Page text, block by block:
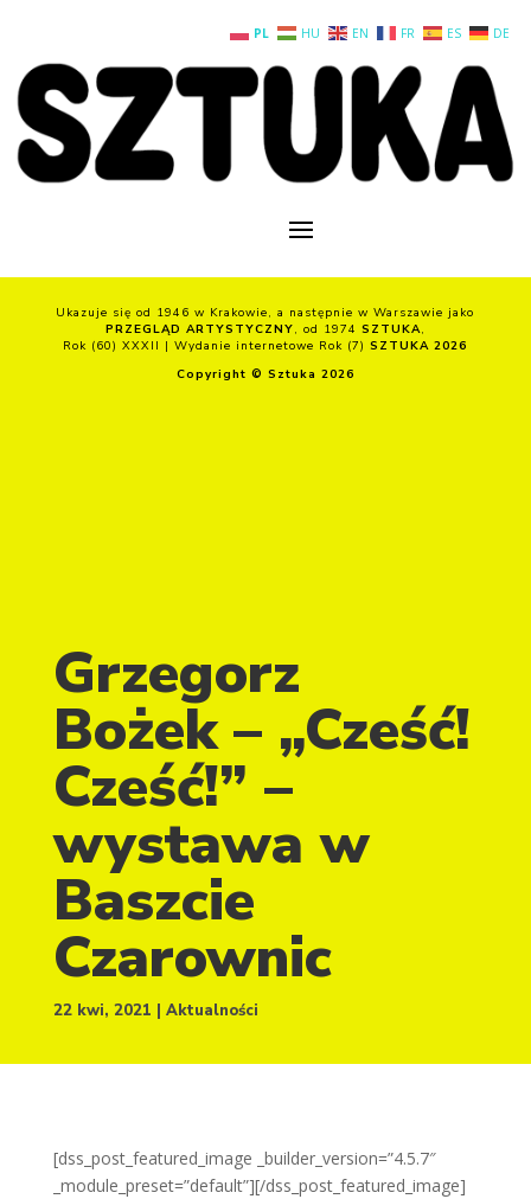
Ukazuje się od 1946 w Krakowie, a następnie w Warszawie jako
PRZEGLĄD ARTYSTYCZNY, od 1974 SZTUKA,
Rok (60) XXXII | Wydanie internetowe Rok (7)SZTUKA 2026
Copyright © Sztuka 2026
Grzegorz
Bożek – „Cześć!
Cześć!” –
wystawa w
Baszcie
Czarownic
22 kwi, 2021 Aktualności
[dss_post_featured_image _builder_version=”4.5.7″
_module_preset=”default”][/dss_post_featured_image]
PL HU EN FR ES DE